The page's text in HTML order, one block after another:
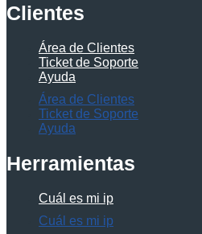
Clientes
Área de Clientes
Ticket de Soporte
Ayuda
Área de Clientes
Ticket de Soporte
Ayuda
Herramientas
Cuál es mi ip
Cuál es mi ip